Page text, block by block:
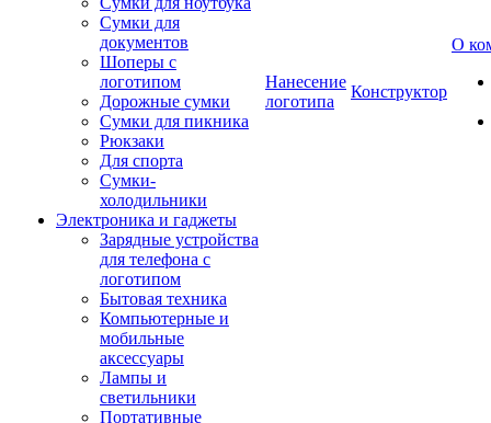
Сумки для
документов
Шоперы с
логотипом
Дорожные сумки
Сумки для пикника
Рюкзаки
Для спорта
Сумки-
холодильники
Электроника и гаджеты
Зарядные устройства
для телефона с
логотипом
Бытовая техника
Компьютерные и
мобильные
аксессуары
Лампы и
светильники
Портативные
Нанесение
логотипа
Конструктор
О